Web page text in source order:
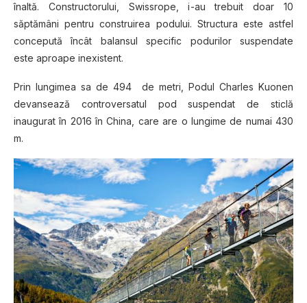
înaltă. Constructorului, Swissrope, i-au trebuit doar 10
săptămâni pentru construirea podului. Structura este astfel
concepută încât balansul specific podurilor suspendate
este aproape inexistent.
Prin lungimea sa de 494 de metri, Podul Charles Kuonen
devansează controversatul pod suspendat de sticlă
inaugurat în 2016 în China, care are o lungime de numai 430
m.